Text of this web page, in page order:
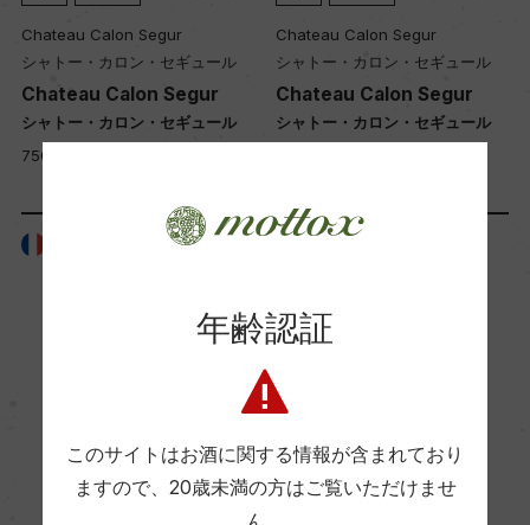
Chateau Calon Segur
シャトー・カロン・セギュール
Chateau Calon Segur
シャトー・カロン・セギュール
750ml, 31,000 yen
Chateau Calon Segur
シャトー・カロン・セギュール
Chateau Calon Segur
シャトー・カロン・セギュール
年齢認証
このサイトはお酒に関する情報が含まれており
ますので、 20歳未満の方はご覧いただけませ